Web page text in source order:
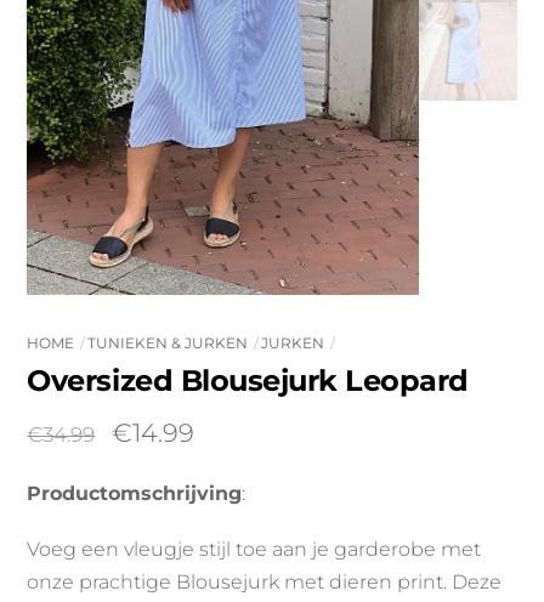
HOME TUNIEKEN & JURKEN JURKEN
Oversized Blousejurk Leopard
€34.99
Oorspronkelijke
was:
€14.99Huidige
is:
Productomschrijving:
Voeg een vleugje stijl toe aan je garderobe met
onze prachtige Blousejurk met dieren print. Deze